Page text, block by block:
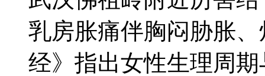
乳房胀痛伴胸闷胁胀
经》指出女性生理周